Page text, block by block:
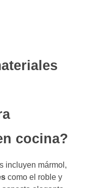
cocina?
incluyen mármol,
como el roble y